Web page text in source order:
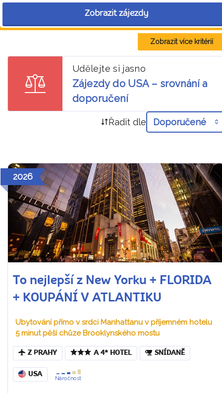
Zobrazit zájezdy
Zobrazit více kritérií
Udělejte si jasno
Zájezdy do USA – srovnání a
doporučení
Řadit dle Doporučené
2026
To nejlepší z New Yorku + FLORIDA
+ KOUPÁNÍ V ATLANTIKU
Ubytování přímo v srdci Manhattanu v příjemném hotelu
5 minut pěší chůze Brooklynského mostu
Z PRAHY A 4* HOTEL SNÍDANĚ
USA
Náročnost